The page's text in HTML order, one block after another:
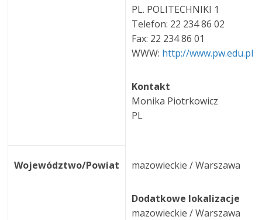
PL. POLITECHNIKI 1
Telefon: 22 234 86 02
Fax: 22 234 86 01
WWW: http://www.pw.edu.pl
Kontakt
Monika Piotrkowicz
PL
Województwo/Powiat mazowieckie / Warszawa
Dodatkowe lokalizacje
mazowieckie / Warszawa